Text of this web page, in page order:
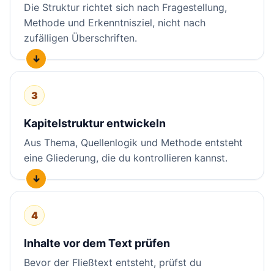
Die Struktur richtet sich nach Fragestellung,
Methode und Erkenntnisziel, nicht nach
zufälligen Überschriften.
3
Kapitelstruktur entwickeln
Aus Thema, Quellenlogik und Methode entsteht
eine Gliederung, die du kontrollieren kannst.
4
Inhalte vor dem Text prüfen
Bevor der Fließtext entsteht, prüfst du